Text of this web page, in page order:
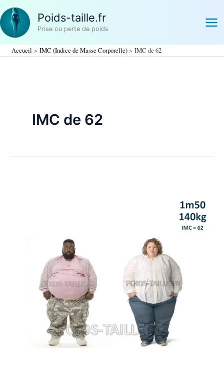
Aller
au
contenu
Poids-taille.fr
Prise ou perte de poids
Accueil IMC (Indice de Masse Corporelle) IMC de 62
IMC de 62